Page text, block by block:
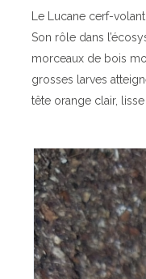
Le Lucane cerf-
Son rôle dans
morceaux de bois
grosses larves
tête orange clair,